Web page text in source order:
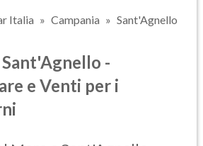
Italia Campania Sant'Agnello
-
e Venti per i